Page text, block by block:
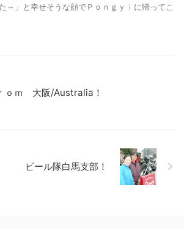
～」と幸せそうな顔でＰｏｎｇｙｉに帰ってこ
ｏｍ 大阪/Australia！
ビール隊白馬支部！